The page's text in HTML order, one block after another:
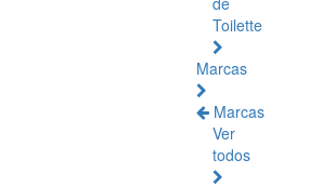
Toilette
Marcas
Marcas
Ver
todos